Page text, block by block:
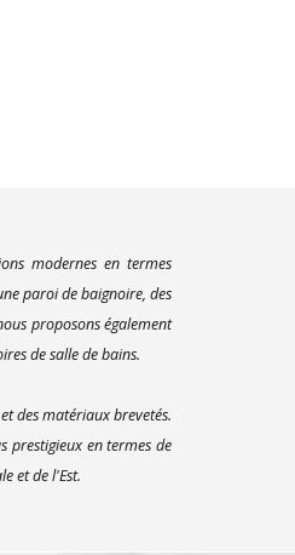
modernes en termes
paroi de baignoire, des
proposons également
de salle de bains.
des matériaux brevetés.
prestigieux en termes de
et de l'Est.